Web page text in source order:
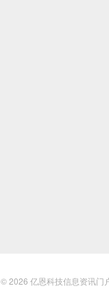
© 2026 亿恩科技信息资讯门